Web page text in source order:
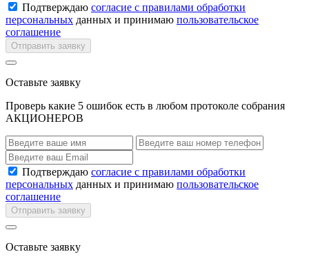
Подтверждаю согласие с правилами обработки
персональных данных и принимаю пользовательское
соглашение
Отправить заявку
Оставьте заявку
Проверь какие 5 ошибок есть в любом протоколе собрания
АКЦИОНЕРОВ
Подтверждаю согласие с правилами обработки
персональных данных и принимаю пользовательское
соглашение
Отправить заявку
Оставьте заявку